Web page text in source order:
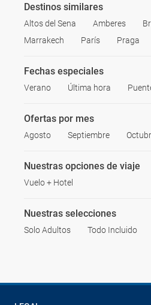
Destinos similares
Altos del Sena Amberes
Marrakech
París Praga
Fechas especiales
Verano Última hora
Ofertas por mes
Agosto Septiembre
Nuestras opciones de viaje
Vuelo + Hotel
Nuestras selecciones
Solo Adultos Todo Incluido